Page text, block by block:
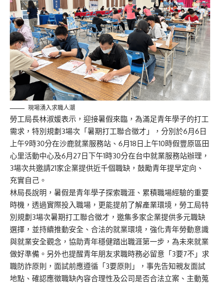
現場湧入求職人潮
勞工局長林淑媛表示，迎接暑假來臨，為滿足青年學子的打工
需求，特別規劃3場次「暑期打工聯合徵才」，分別於6月6日
上午9時30分在沙鹿就業服務站、6月18日上午10時假豐原區田
心里活動中心及6月27日下午1時30分在台中就業服務站辦理，
3場次共邀請21家企業提供近千個職缺，鼓勵青年提早定向、
充實自己。
林局長說明，暑假是青年學子探索職涯、累積職場經驗的重要
時機，透過實際投入職場，更能提前了解產業環境，勞工局特
別規劃3場次暑期打工聯合徵才，邀集多家企業提供多元職缺
選擇，並持續推動安全、合法的就業環境，強化青年勞動意識
與就業安全觀念，協助青年穩健踏出職涯第一步，為未來就業
做好準備。另外也提醒青年朋友求職時務必留意「3要7不」求
職防詐原則，面試前應遵循「3要原則」，事先告知親友面試
地點、確認應徵職缺內容合理性及公司是否合法立案、主動蒐